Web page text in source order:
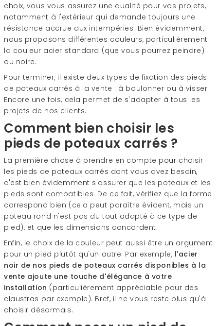
choix, vous vous assurez une qualité pour vos projets,
notamment à l'extérieur qui demande toujours une
résistance accrue aux intempéries. Bien évidemment,
nous proposons différentes couleurs, particulièrement
la couleur acier standard (que vous pourrez peindre)
ou noire.
Pour terminer, il existe deux types de fixation des pieds
de poteaux carrés à la vente : à boulonner ou à visser.
Encore une fois, cela permet de s'adapter à tous les
projets de nos clients.
Comment bien choisir les
pieds de poteaux carrés ?
La première chose à prendre en compte pour choisir
les pieds de poteaux carrés dont vous avez besoin,
c'est bien évidemment s'assurer que les poteaux et les
pieds sont compatibles. De ce fait, vérifiez que la forme
correspond bien (cela peut paraître évident, mais un
poteau rond n'est pas du tout adapté à ce type de
pied), et que les dimensions concordent.
Enfin, le choix de la couleur peut aussi être un argument
pour un pied plutôt qu'un autre. Par exemple, l'acier
noir de nos pieds de poteaux carrés disponibles à la
vente ajoute une touche d'élégance à votre
installation (particulièrement appréciable pour des
claustras par exemple). Bref, il ne vous reste plus qu'à
choisir désormais.